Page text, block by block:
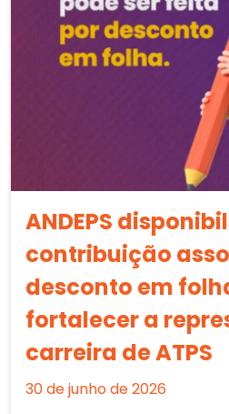
ANDEPS
contribuição
desconto em
fortalecer a
carreira de ATPS
30 de junho de 2026